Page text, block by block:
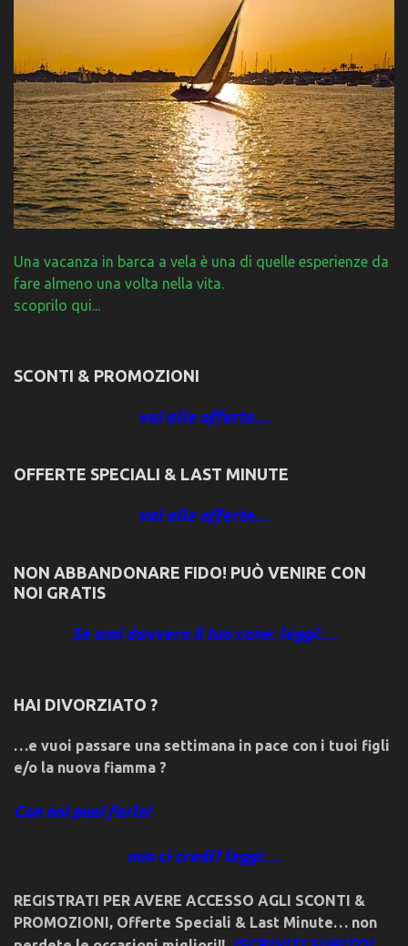
Una vacanza in barca a vela è una di quelle esperienze da
fare almeno una volta nella vita.
scoprilo qui...
SCONTI & PROMOZIONI
vai alle offerte…
OFFERTE SPECIALI & LAST MINUTE
vai alle offerte…
NON ABBANDONARE FIDO! PUÒ VENIRE CON
NOI GRATIS
Se ami davvero il tuo cane: leggi:…
HAI DIVORZIATO ?
…e vuoi passare una settimana in pace con i tuoi figli
e/o la nuova fiamma ?
Con noi puoi farlo!
non ci credi? leggi:…
REGISTRATI PER AVERE ACCESSO AGLI SCONTI &
PROMOZIONI, Offerte Speciali & Last Minute… non